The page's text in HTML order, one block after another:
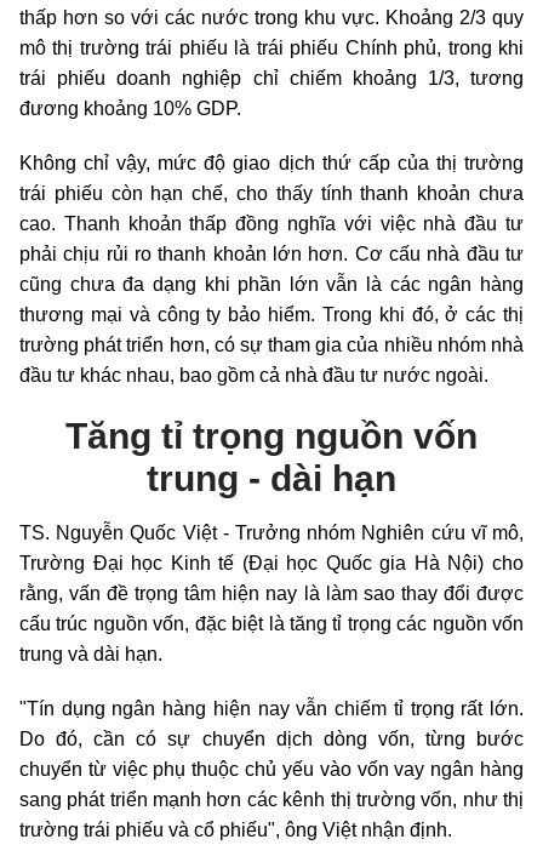
thấp hơn so với các nước trong khu vực. Khoảng 2/3 quy
mô thị trường trái phiếu là trái phiếu Chính phủ, trong khi
trái phiếu doanh nghiệp chỉ chiếm khoảng 1/3, tương
đương khoảng 10% GDP.
Không chỉ vậy, mức độ giao dịch thứ cấp của thị trường
trái phiếu còn hạn chế, cho thấy tính thanh khoản chưa
cao. Thanh khoản thấp đồng nghĩa với việc nhà đầu tư
phải chịu rủi ro thanh khoản lớn hơn. Cơ cấu nhà đầu tư
cũng chưa đa dạng khi phần lớn vẫn là các ngân hàng
thương mại và công ty bảo hiểm. Trong khi đó, ở các thị
trường phát triển hơn, có sự tham gia của nhiều nhóm nhà
đầu tư khác nhau, bao gồm cả nhà đầu tư nước ngoài.
Tăng tỉ trọng nguồn vốn
trung - dài hạn
TS. Nguyễn Quốc Việt - Trưởng nhóm Nghiên cứu vĩ mô,
Trường Đại học Kinh tế (Đại học Quốc gia Hà Nội) cho
rằng, vấn đề trọng tâm hiện nay là làm sao thay đổi được
cấu trúc nguồn vốn, đặc biệt là tăng tỉ trọng các nguồn vốn
trung và dài hạn.
"Tín dụng ngân hàng hiện nay vẫn chiếm tỉ trọng rất lớn.
Do đó, cần có sự chuyển dịch dòng vốn, từng bước
chuyển từ việc phụ thuộc chủ yếu vào vốn vay ngân hàng
sang phát triển mạnh hơn các kênh thị trường vốn, như thị
trường trái phiếu và cổ phiếu", ông Việt nhận định.